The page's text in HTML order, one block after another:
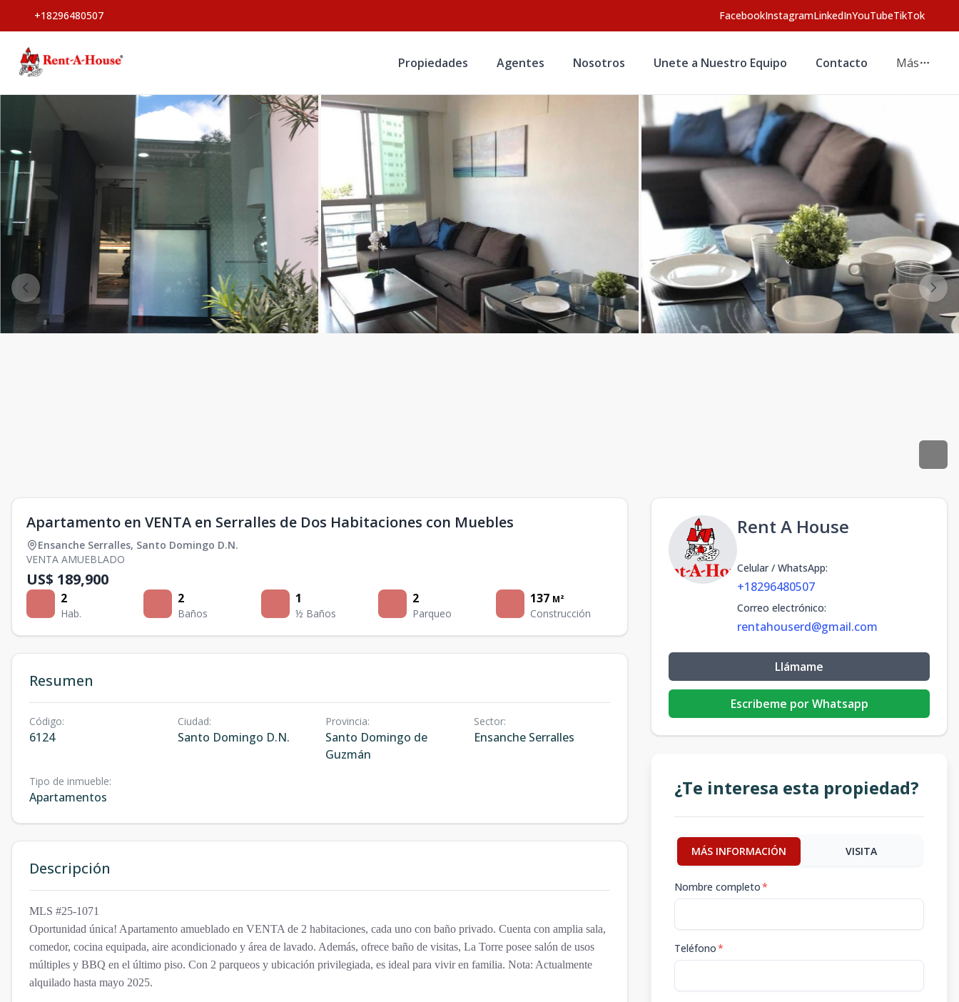
+18296480507 FacebookInstagramLinkedInYouTubeTikTok
Propiedades Agentes Nosotros Unete a Nuestro Equipo Contacto Más
Apartamento en VENTA en Serralles de Dos Habitaciones con Muebles
Ensanche Serralles, Santo Domingo D.N.
VENTA AMUEBLADO
US$ 189,900
2
Hab.
2
Baños
1
½ Baños
2
Parqueo
137 M²
Construcción
Resumen
Código:
6124
Ciudad:
Santo Domingo D.N.
Provincia:
Santo Domingo de
Guzmán
Sector:
Ensanche Serralles
Tipo de inmueble:
Apartamentos
Descripción
MLS #25-1071
Oportunidad única! Apartamento amueblado en VENTA de 2 habitaciones, cada uno con baño privado. Cuenta con amplia sala,
comedor, cocina equipada, aire acondicionado y área de lavado. Además, ofrece baño de visitas, La Torre posee salón de usos
múltiples y BBQ en el último piso. Con 2 parqueos y ubicación privilegiada, es ideal para vivir en familia. Nota: Actualmente
alquilado hasta mayo 2025.
Rent A House
Celular / WhatsApp:
+18296480507
Correo electrónico:
rentahouserd@gmail.com
Llámame
Escribeme por Whatsapp
¿Te interesa esta propiedad?
MÁS INFORMACIÓN VISITA
Nombre completo*
Teléfono*